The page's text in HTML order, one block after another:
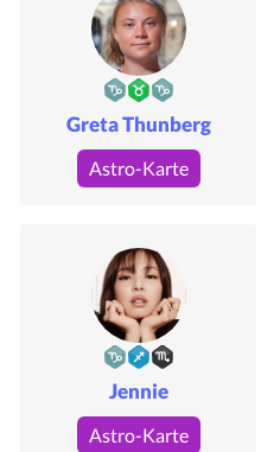
Greta Thunberg
Astro-Karte
Jennie
Astro-Karte